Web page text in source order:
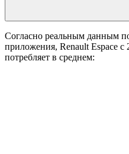
Согласно реальным данным
приложения, Renault Espace с
потребляет в среднем: